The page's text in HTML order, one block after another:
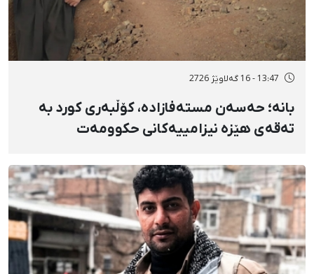
13:47 - 16 گەلاوێژ 2726
بانه؛ حەسەن مستەفازادە، کۆڵبەری کورد بە
تەقەی هێزە نیزامییەکانی حکوومەت